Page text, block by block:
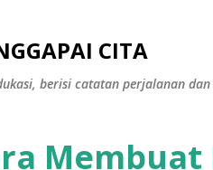
CITA
berisi catatan perjalanan
Membuat